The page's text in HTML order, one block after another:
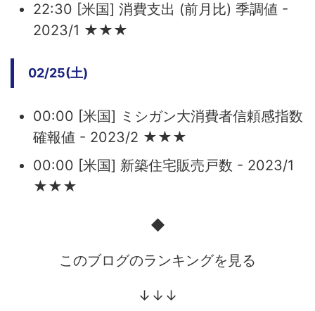
22:30 [米国] 消費支出 (前月比) 季調値 -
2023/1 ★★★
02/25(土)
00:00 [米国] ミシガン大消費者信頼感指数
確報値 - 2023/2 ★★★
00:00 [米国] 新築住宅販売戸数 - 2023/1
★★★
◆
このブログのランキングを見る
↓↓↓